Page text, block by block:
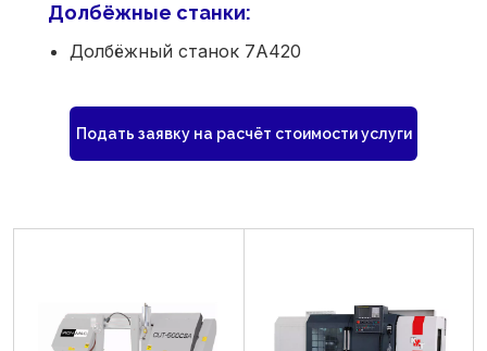
Долбёжные станки:
Долбёжный станок 7А420
Подать заявку на расчёт стоимости услуги